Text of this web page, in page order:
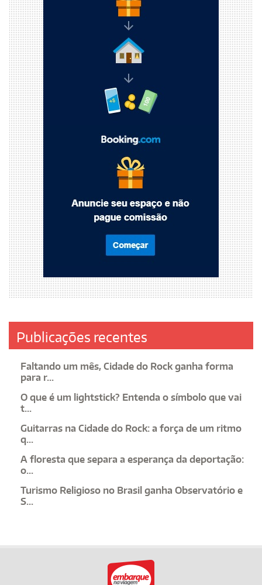
Publicações recentes
Faltando um mês, Cidade do Rock ganha forma
para r...
O que é um lightstick? Entenda o símbolo que vai
t...
Guitarras na Cidade do Rock: a força de um ritmo
q...
A floresta que separa a esperança da deportação:
o...
Turismo Religioso no Brasil ganha Observatório e
S...